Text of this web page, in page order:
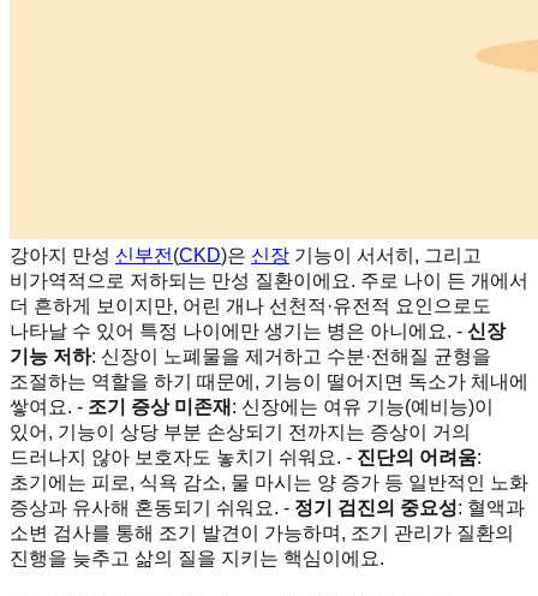
강아지 만성 신부전 (CKD)은 신장 기능이 서서히, 그리고
비가역적으로 저하되는 만성 질환이에요. 주로 나이 든 개에서
더 흔하게 보이지만, 어린 개나 선천적·유전적 요인으로도
나타날 수 있어 특정 나이에만 생기는 병은 아니에요. - 신장
기능 저하: 신장이 노폐물을 제거하고 수분·전해질 균형을
조절하는 역할을 하기 때문에, 기능이 떨어지면 독소가 체내에
쌓여요. - 조기 증상 미존재 : 신장에는 여유 기능(예비능)이
있어, 기능이 상당 부분 손상되기 전까지는 증상이 거의
드러나지 않아 보호자도 놓치기 쉬워요. - 진단의 어려움:
초기에는 피로, 식욕 감소, 물 마시는 양 증가 등 일반적인 노화
증상과 유사해 혼동되기 쉬워요. - 정기 검진의 중요성: 혈액과
소변 검사를 통해 조기 발견이 가능하며, 조기 관리가 질환의
진행을 늦추고 삶의 질을 지키는 핵심이에요.